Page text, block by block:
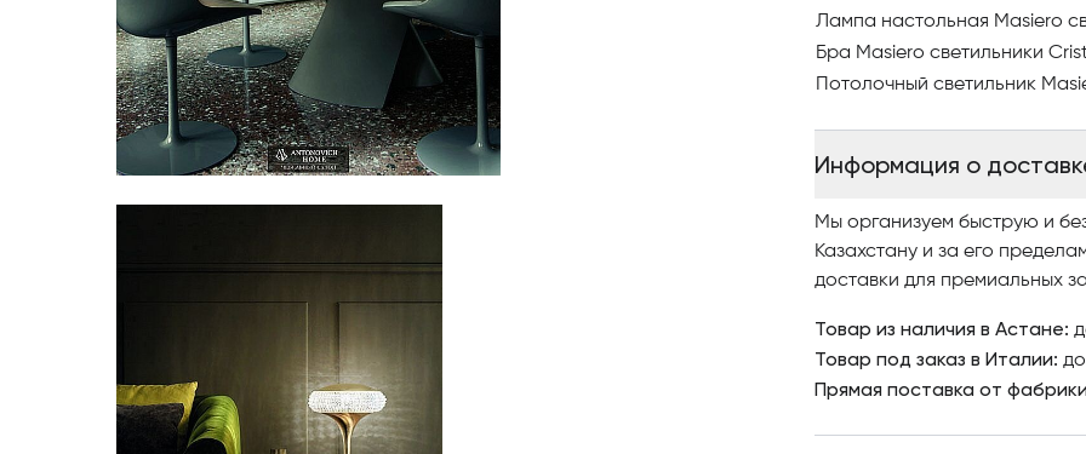
Лампа настольная Masiero
Бра Masiero светильники
Потолочный светильник
Информация о
Мы организуем быструю и
Казахстану и за его
доставки для премиальных
Товар из наличия в Астане:
Товар под заказ в Италии:
Прямая поставка от фабрики